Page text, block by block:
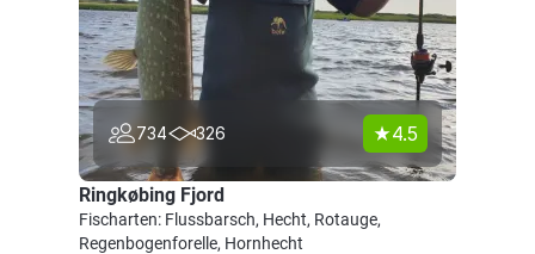
734 326 4.5
Ringkøbing Fjord
Fischarten: Flussbarsch, Hecht, Rotauge,
Regenbogenforelle, Hornhecht